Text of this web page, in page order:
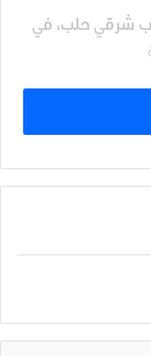
شرقي حلب، في
للحصول على
محيط مدينة
غير صالحة
ظهراً لا يتواجد